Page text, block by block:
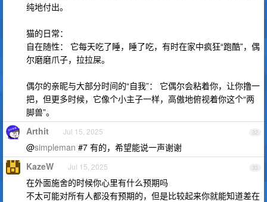
纯地付出。
猫的日常：
自在随性： 它每天吃了睡，睡了吃，有时在家中疯狂“跑酷”，偶
尔磨磨爪子，拉拉屎。
偶尔的亲昵与大部分时间的“自我”： 它偶尔会粘着你，让你撸一
把，但更多时候，它像个小主子一样，高傲地俯视着你这个“两
脚兽”。
32
Arthit Jul 15, 2025
@simpleman #7 有的，希望能说一声谢谢
33
KazeW Jul 15, 2025
在外面施舍的时候你心里有什么预期吗
不太可能对所有人都没有预期的，但是比较起来你就能知道差在